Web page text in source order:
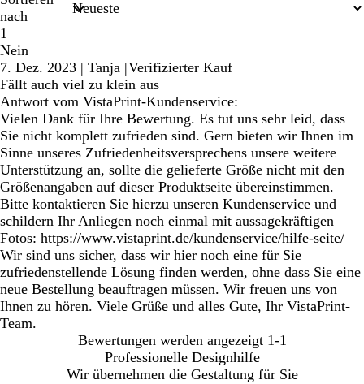
nach
1
Nein
7. Dez. 2023 | Tanja |Verifizierter Kauf
Fällt auch viel zu klein aus
Antwort vom VistaPrint-Kundenservice:
Vielen Dank für Ihre Bewertung. Es tut uns sehr leid, dass
Sie nicht komplett zufrieden sind. Gern bieten wir Ihnen im
Sinne unseres Zufriedenheitsversprechens unsere weitere
Unterstützung an, sollte die gelieferte Größe nicht mit den
Größenangaben auf dieser Produktseite übereinstimmen.
Bitte kontaktieren Sie hierzu unseren Kundenservice und
schildern Ihr Anliegen noch einmal mit aussagekräftigen
Fotos: https://www.vistaprint.de/kundenservice/hilfe-seite/
Wir sind uns sicher, dass wir hier noch eine für Sie
zufriedenstellende Lösung finden werden, ohne dass Sie eine
neue Bestellung beauftragen müssen. Wir freuen uns von
Ihnen zu hören. Viele Grüße und alles Gute, Ihr VistaPrint-
Team.
Bewertungen werden angezeigt 1-1
Professionelle Designhilfe
Wir übernehmen die Gestaltung für Sie